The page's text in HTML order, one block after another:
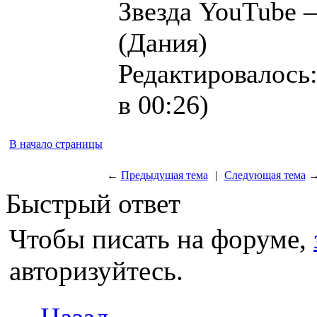
Звезда
(Дания)
в 00:26)
В начало страницы
← Предыдущая тема | Следующая тема
Быстрый ответ
Чтобы писать на форуме,
авторизуйтесь.